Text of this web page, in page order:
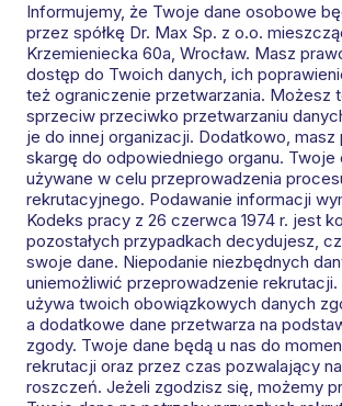
Informujemy, że Twoje dane osobowe
przez spółkę Dr. Max Sp. z o.o.
Krzemieniecka 60a, Wrocław. Masz
dostęp do Twoich danych, ich
też ograniczenie przetwarzania. Możesz
sprzeciw przeciwko przetwarzaniu
je do innej organizacji. Dodatkowo, masz
skargę do odpowiedniego organu. Twoje
używane w celu przeprowadzenia
rekrutacyjnego. Podawanie informacji
Kodeks pracy z 26 czerwca 1974 r. jest
pozostałych przypadkach decydujesz,
swoje dane. Niepodanie niezbędnych
uniemożliwić przeprowadzenie
używa twoich obowiązkowych danych
a dodatkowe dane przetwarza na
zgody. Twoje dane będą u nas do
rekrutacji oraz przez czas pozwalający
roszczeń. Jeżeli zgodzisz się, możemy